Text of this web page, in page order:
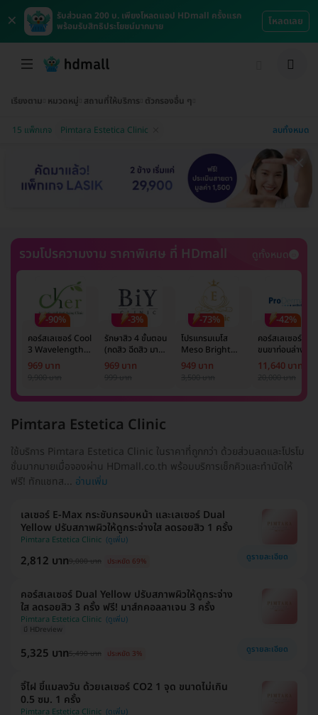
×
รับส่วนลด 200 บ. เพียงโหลดแอป HDmall ครั้งแรก
พร้อมรับสิทธิประโยชน์มากมาย
โหลดเลย
เรียงตาม หมวดหมู่ สถานที่ให้บริการ ตัวกรองอื่น ๆ
15 แพ็กเกจ Pimtara Estetica Clinic ลบทั้งหมด
รวมโปรความงาม ราคาพิเศษ ที่ HDmall ดูทั้งหมด
-90%
คอร์สเลเซอร์ Cool
3 Wavelength
Diode กำจัดขน
รักแร้ 1 ปี 12 ครั้ง
969 บาท
-3%
รักษาสิว 4 ขั้นตอน
(กดสิว ฉีดสิว มาส์ก
หน้า และฉายแสง)
1 ครั้ง
969 บาท
-73%
โปรแกรมเมโส
Meso Bright
จำนวนซีซีขึ้นอยู่กับ
แพทย์ประเมิน เพื่อ
ครั้ง
949 บาท
-42%
คอร์สเลเซอร์กำจั
ขนขาท่อนล่าง 2
ข้าง 5 ครั้ง ด้วย
เลเซอร์
11,640 บาท
Pimtara Estetica Clinic
ใช้บริการ Pimtara Estetica Clinic ในราคาที่ถูกกว่า ด้วยส่วนลดและโปรโม
ชั่นมากมายเมื่อจองผ่าน HDmall.co.th พร้อมบริการเช็กคิวและทำนัดให้
ฟรี! ทักแชทส... อ่านเพิ่ม
เลเซอร์ E-Max กระชับกรอบหน้า และเลเซอร์ Dual
Yellow ปรับสภาพผิวให้ดูกระจ่างใส ลดรอยสิว 1 ครั้ง
Pimtara Estetica Clinic
2,812 บาท9,000 บาท ประหยัด 69% ดูรายละเอียด
มี HDreview
คอร์สเลเซอร์ Dual Yellow ปรับสภาพผิวให้ดูกระจ่าง
ใส ลดรอยสิว 3 ครั้ง ฟรี! มาส์กคอลลาเจน 3 ครั้ง
Pimtara Estetica Clinic
5,325 บาท5,490 บาท ประหยัด 3% ดูรายละเอียด
จี้ไฝ ขี้แมลงวัน ด้วยเลเซอร์ CO2 1 จุด ขนาดไม่เกิน
0.5 ซม. 1 ครั้ง
Pimtara Estetica Clinic